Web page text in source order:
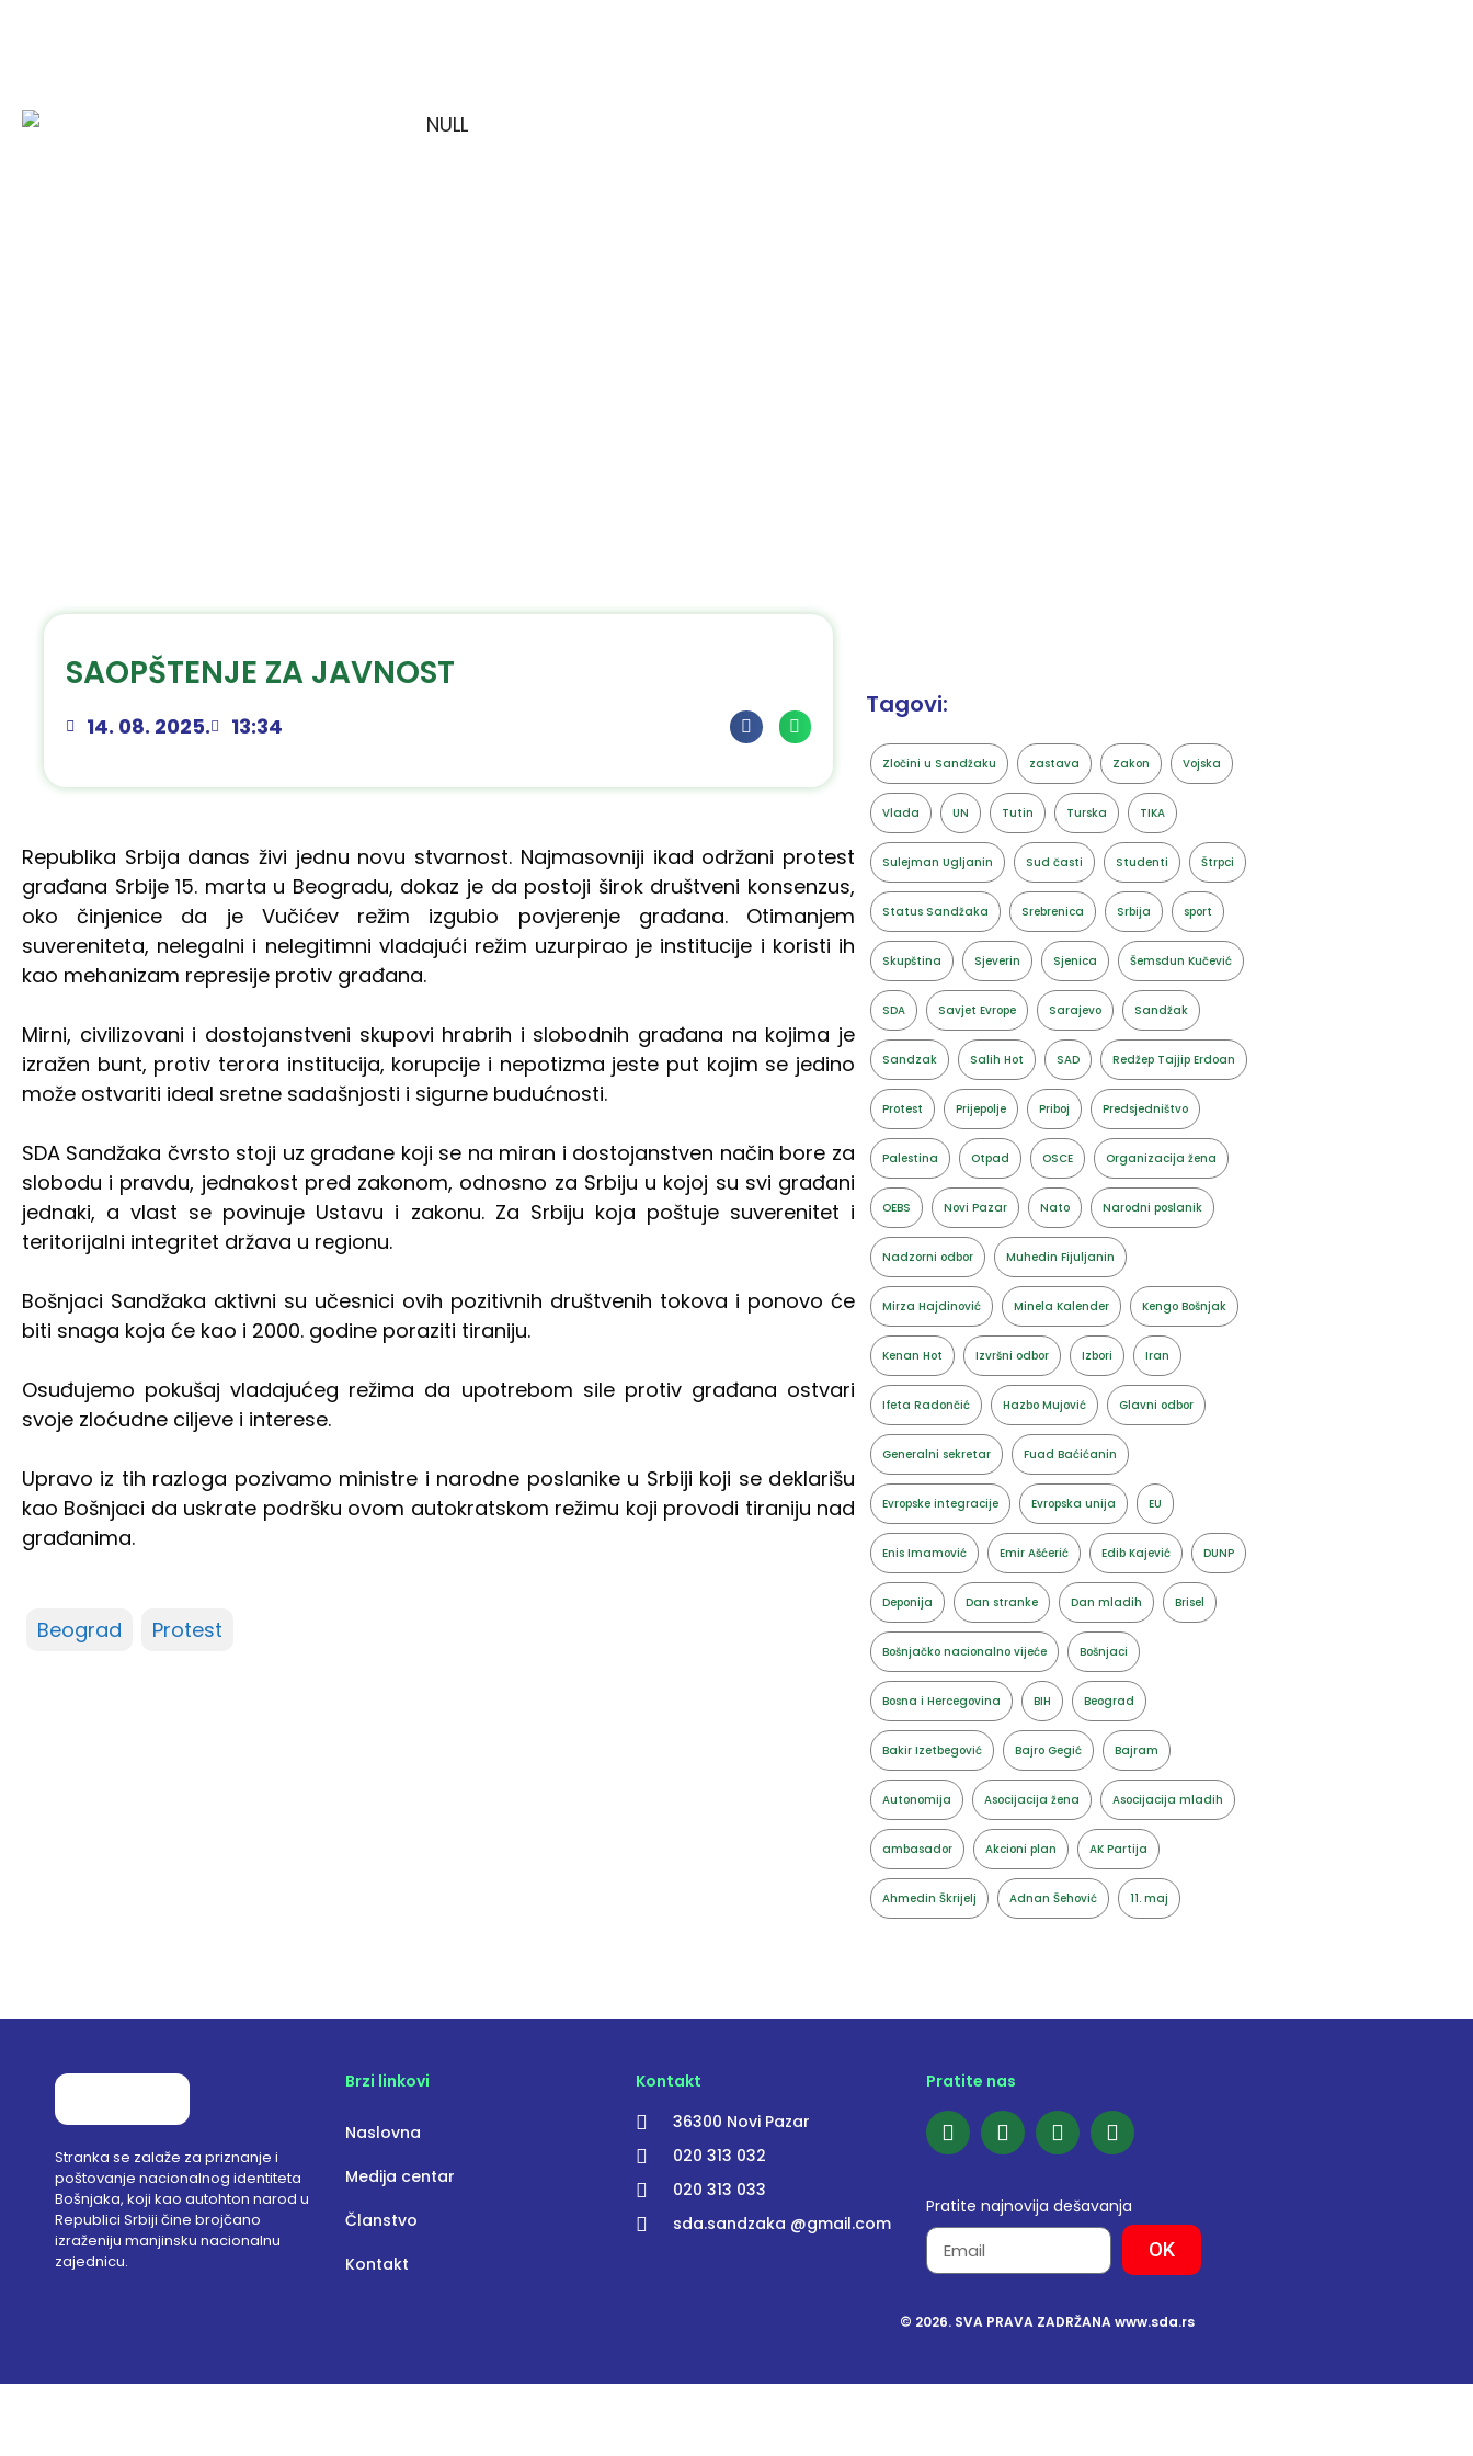
SAOPŠTENJE ZA JAVNOST
14. 08. 2025. 13:34
Republika Srbija danas živi jednu novu stvarnost. Najmasovniji ikad održani protest
građana Srbije 15. marta u Beogradu, dokaz je da postoji širok društveni konsenzus,
oko činjenice da je Vučićev režim izgubio povjerenje građana. Otimanjem
suvereniteta, nelegalni i nelegitimni vladajući režim uzurpirao je institucije i koristi ih
kao mehanizam represije protiv građana.
Mirni, civilizovani i dostojanstveni skupovi hrabrih i slobodnih građana na kojima je
izražen bunt, protiv terora institucija, korupcije i nepotizma jeste put kojim se jedino
može ostvariti ideal sretne sadašnjosti i sigurne budućnosti.
SDA Sandžaka čvrsto stoji uz građane koji se na miran i dostojanstven način bore za
slobodu i pravdu, jednakost pred zakonom, odnosno za Srbiju u kojoj su svi građani
jednaki, a vlast se povinuje Ustavu i zakonu. Za Srbiju koja poštuje suverenitet i
teritorijalni integritet država u regionu.
Bošnjaci Sandžaka aktivni su učesnici ovih pozitivnih društvenih tokova i ponovo će
biti snaga koja će kao i 2000. godine poraziti tiraniju.
Osuđujemo pokušaj vladajućeg režima da upotrebom sile protiv građana ostvari
svoje zloćudne ciljeve i interese.
Upravo iz tih razloga pozivamo ministre i narodne poslanike u Srbiji koji se deklarišu
kao Bošnjaci da uskrate podršku ovom autokratskom režimu koji provodi tiraniju nad
građanima.
Beograd Protest
Tagovi:
Zločini u Sandžaku zastava Zakon Vojska
Vlada UN Tutin Turska TIKA
Sulejman Ugljanin Sud časti Studenti Štrpci
Status Sandžaka Srebrenica Srbija sport
Skupština Sjeverin Sjenica Šemsdun Kučević
SDA Savjet Evrope Sarajevo Sandžak
Sandzak Salih Hot SAD Redžep Tajjip Erdoan
Protest Prijepolje Priboj Predsjedništvo
Palestina Otpad OSCE Organizacija žena
OEBS Novi Pazar Nato Narodni poslanik
Nadzorni odbor Muhedin Fijuljanin
Mirza Hajdinović Minela Kalender Kengo Bošnjak
Kenan Hot Izvršni odbor Izbori Iran
Ifeta Radončić Hazbo Mujović Glavni odbor
Generalni sekretar Fuad Baćićanin
Evropske integracije Evropska unija EU
Enis Imamović Emir Ašćerić Edib Kajević DUNP
Deponija Dan stranke Dan mladih Brisel
Bošnjačko nacionalno vijeće Bošnjaci
Bosna i Hercegovina BIH Beograd
Bakir Izetbegović Bajro Gegić Bajram
Autonomija Asocijacija žena Asocijacija mladih
ambasador Akcioni plan AK Partija
Ahmedin Škrijelj Adnan Šehović 11. maj
Stranka se zalaže za priznanje i
poštovanje nacionalnog identiteta
Bošnjaka, koji kao autohton narod u
Republici Srbiji čine brojčano
izraženiju manjinsku nacionalnu
zajednicu.
Brzi linkovi
Naslovna
Medija centar
Članstvo
Kontakt
Kontakt
36300 Novi Pazar
020 313 032
020 313 033
sda.sandzaka @gmail.com
Pratite nas
Pratite najnovija dešavanja
OK
© 2026. SVA PRAVA ZADRŽANA www.sda.rs